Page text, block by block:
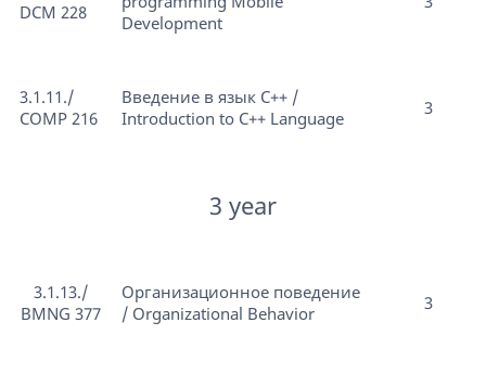
DCM 228
Development
3.1.11./
COMP 216
Введение в язык С++ /
Introduction to C++ Language
3
3 year
3.1.13./
BMNG 377
Организационное поведение
/ Organizational Behavior
3